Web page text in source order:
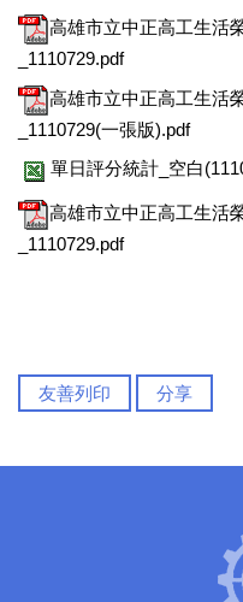
高雄市立中正高工生活
_1110729.pdf
高雄市立中正高工生活
_1110729(一張版).pdf
單日評分統計_空白
高雄市立中正高工生活
_1110729.pdf
友善列印 分享